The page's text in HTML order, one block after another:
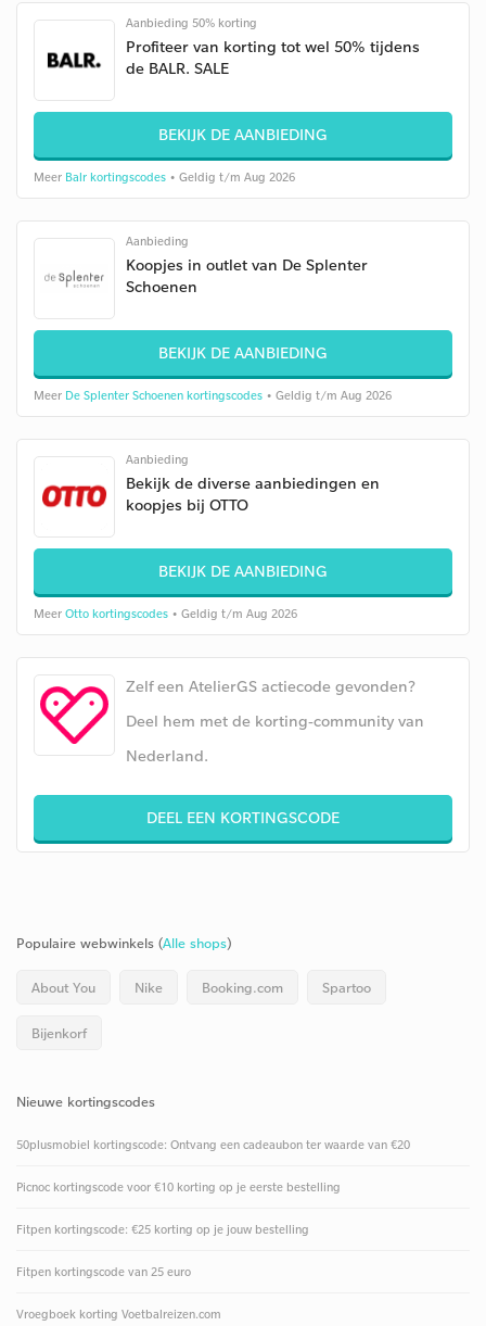
Aanbieding 50% korting
Profiteer van korting tot wel 50% tijdens
de BALR. SALE
BEKIJK DE AANBIEDING
Meer Balr kortingscodes • Geldig t/m Aug 2026
Aanbieding
Koopjes in outlet van De Splenter
Schoenen
BEKIJK DE AANBIEDING
Meer De Splenter Schoenen kortingscodes • Geldig t/m Aug 2026
Aanbieding
Bekijk de diverse aanbiedingen en
koopjes bij OTTO
BEKIJK DE AANBIEDING
Meer Otto kortingscodes • Geldig t/m Aug 2026
Zelf een AtelierGS actiecode gevonden?
Deel hem met de korting-community van
Nederland.
DEEL EEN KORTINGSCODE
Populaire webwinkels (Alle shops)
About You Nike Booking.com Spartoo
Bijenkorf
Nieuwe kortingscodes
50plusmobiel kortingscode: Ontvang een cadeaubon ter waarde van €20
Picnoc kortingscode voor €10 korting op je eerste bestelling
Fitpen kortingscode: €25 korting op je jouw bestelling
Fitpen kortingscode van 25 euro
Vroegboek korting Voetbalreizen.com